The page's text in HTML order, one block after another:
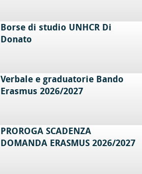
Borse di studio UNHCR Di
Donato
Verbale e graduatorie Bando
Erasmus 2026/2027
PROROGA SCADENZA
DOMANDA ERASMUS 2026/2027